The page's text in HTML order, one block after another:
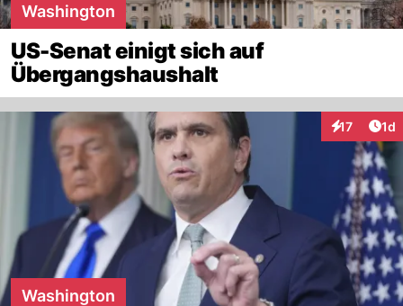
Washington
US-Senat einigt sich auf
Übergangshaushalt
17 1d
Washington